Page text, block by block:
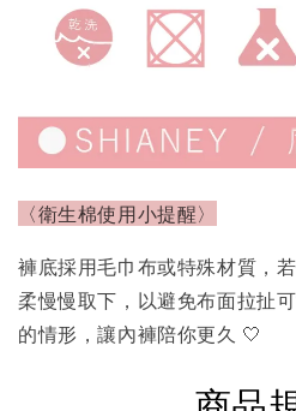
〈衛生棉使用小提醒〉
褲底採用毛巾布或特殊材質，
柔慢慢取下，以避免布面拉扯
的情形，讓內褲陪你更久 🤍